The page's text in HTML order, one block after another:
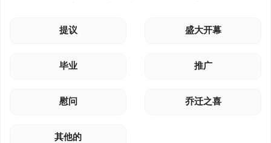
提议 盛大开幕
毕业 推广
慰问 乔迁之喜
其他的